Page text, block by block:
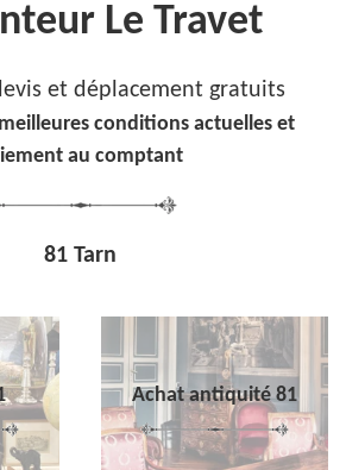
Le Travet
et déplacement gratuits
conditions actuelles et
au comptant
81 Tarn
Achat antiquité 81